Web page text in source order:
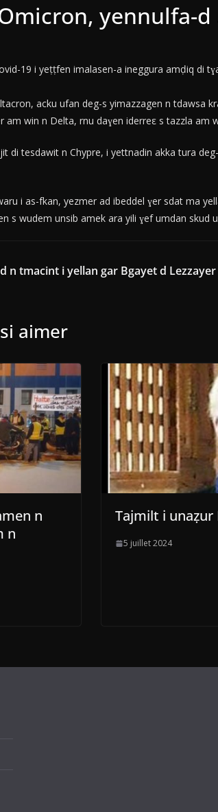
yennulfa-
19 i yeṭṭfen imalasen-a ineggura amḍiq di
acku ufan deg-s yimazzagen n tdawsa
am win n Delta, rnu daɣen iderreε s tazzla am
di tesdawit n Chypre, i yettnadin akka tura
i as-fkan, yezmer ad ibeddel ɣer sdat ma
s wudem unsib amek ara yili ɣef umdan skud
n tmacint i yellan gar Bgayet d Lezzayer
aimer
n
n
Tajmilt i unaẓur
5 juillet 2024